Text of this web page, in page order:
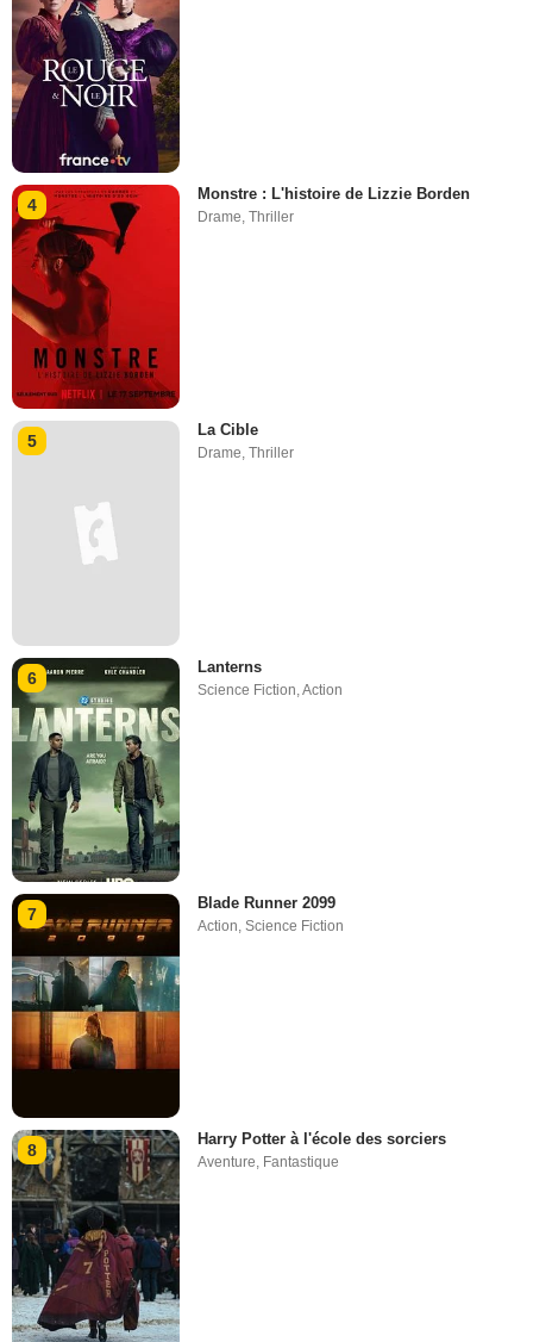
4
Monstre : L'histoire de Lizzie Borden
Drame,Thriller
5
La Cible
Drame,Thriller
6
Lanterns
Science Fiction ,Action
7
Blade Runner 2099
Action,Science Fiction
8
Harry Potter à l'école des sorciers
Aventure, Fantastique